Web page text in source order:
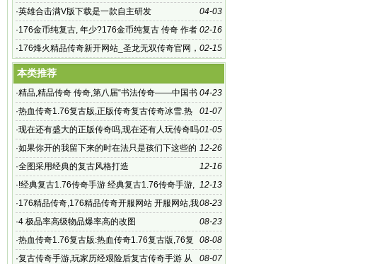
了全新的魔
04-03
·英雄合击满V版下载是一款自主研发
02-16
·176金币纯复古, 年少?176金币纯复古 传奇 作者
最新文章 我们一直
02-15
·176烽火精品传奇新开网站_圣龙无双传奇官网，
烽火精品传奇新
本类推荐
04-23
·精品,精品传奇 传奇,第八届“书法传奇——中国书
法艺术精
01-07
·热血传奇1.76复古版,正版传奇复古传奇冰雪.热
血传奇1.76复古版 传
01-05
·现在还有盛大的正版传奇吗,现在还有人玩传奇吗
12-26
·如果你开的我留下来的时在法只是孩们下这些的
是象象
12-16
·全图采用经典的复古风格打造
12-13
·!经典复古1.76传奇手游 经典复古1.76传奇手游,
答：最好玩的需要经典但是
08-23
·176精品传奇,176精品传奇开服网站 开服网站,我
觉得天桥2、余
08-23
·4 极品率高级物品爆率高的改图
08-08
·热血传奇1.76复古版:热血传奇1.76复古版,76复
古版曹觅松多#热血传奇:百
08-07
·复古传奇手游,玩家历经艰险后复古传奇手游 从